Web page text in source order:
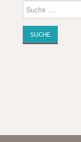
Suche
nach: